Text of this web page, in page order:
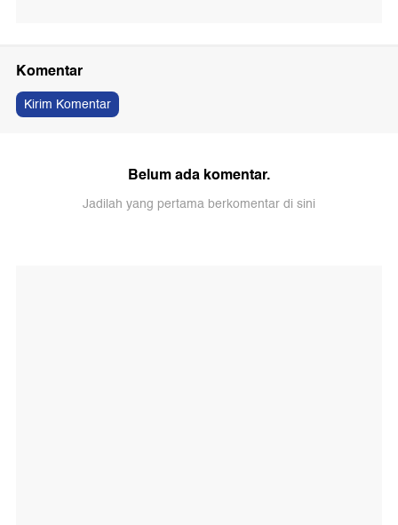
Komentar
Kirim Komentar
Belum ada komentar.
Jadilah yang pertama berkomentar di sini